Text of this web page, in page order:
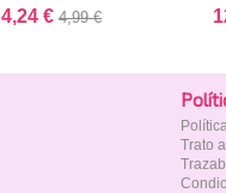
4,24 € 4,99 €
Trato